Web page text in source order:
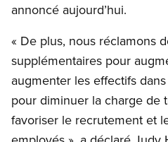
annoncé aujourd’hui.
« De plus, nous réclamons
supplémentaires pour
augmenter les effectifs
pour diminuer la charge de
favoriser le recrutement et